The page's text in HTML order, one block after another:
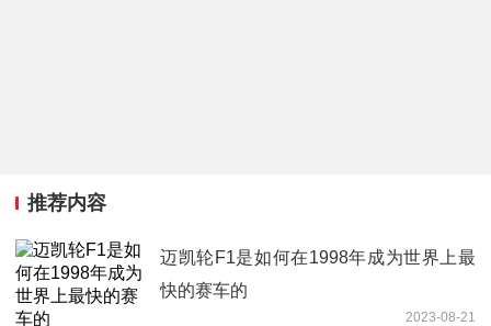
推荐内容
迈凯轮F1是如何在1998年成为世界上最
快的赛车的
2023-08-21